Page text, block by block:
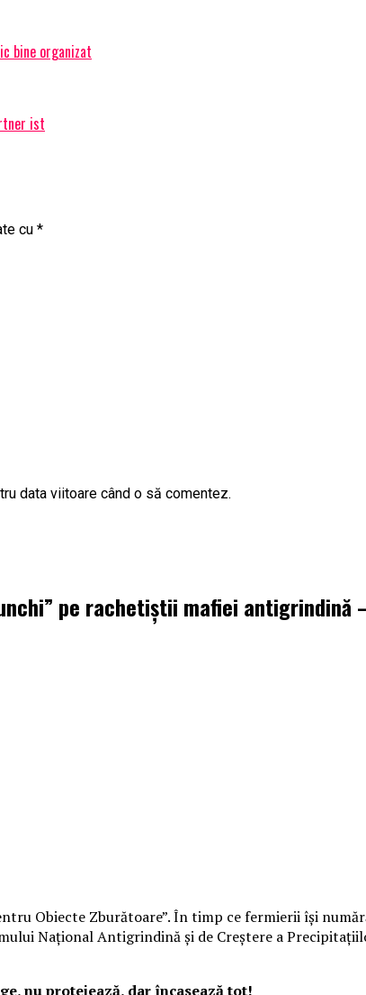
bine organizat
ist
cu *
data viitoare când o să comentez.
pe rachetiștii mafiei antigrindină
Obiecte Zburătoare”. În timp ce fermierii își
Național Antigrindină și de Creștere a
nu protejează, dar încasează tot!